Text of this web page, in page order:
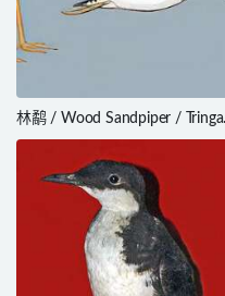
林鹬 / Wood Sandpiper / Tringa
glareola